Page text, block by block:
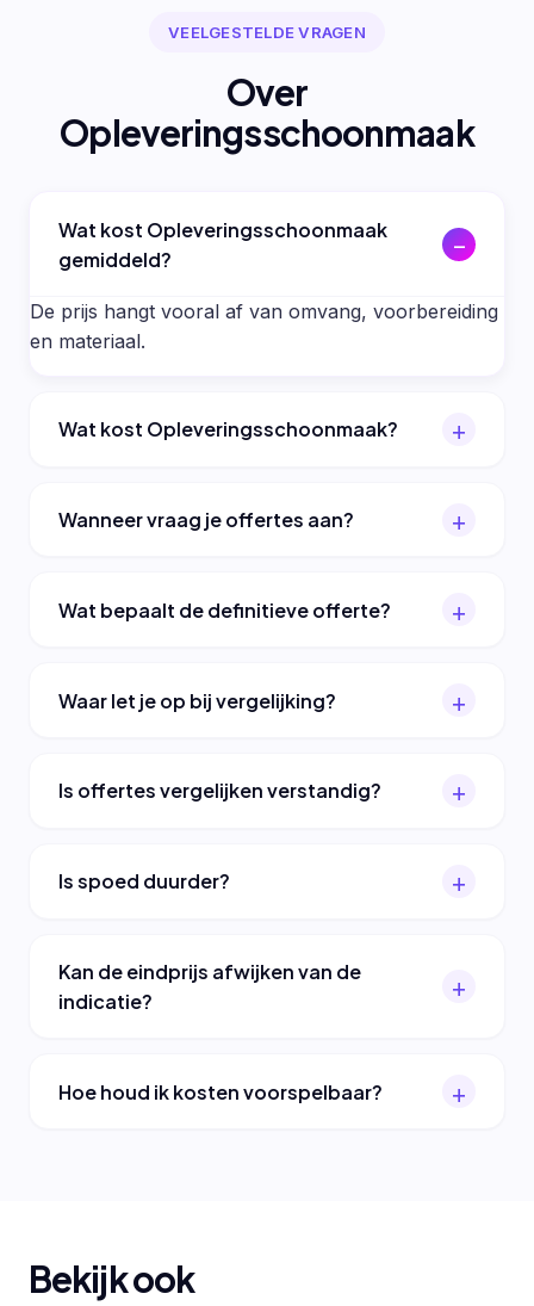
VEELGESTELDE VRAGEN
Over
Opleveringsschoonmaak
Wat kost Opleveringsschoonmaak
gemiddeld?
De prijs hangt vooral af van omvang, voorbereiding
en materiaal.
Wat kost Opleveringsschoonmaak?
Wanneer vraag je offertes aan?
Wat bepaalt de definitieve offerte?
Waar let je op bij vergelijking?
Is offertes vergelijken verstandig?
Is spoed duurder?
Kan de eindprijs afwijken van de
indicatie?
Hoe houd ik kosten voorspelbaar?
Bekijk ook